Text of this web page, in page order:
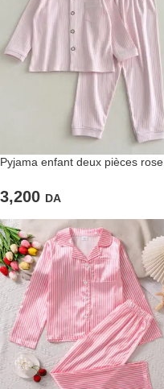
Pyjama enfant deux pièces rose
3,200 DA